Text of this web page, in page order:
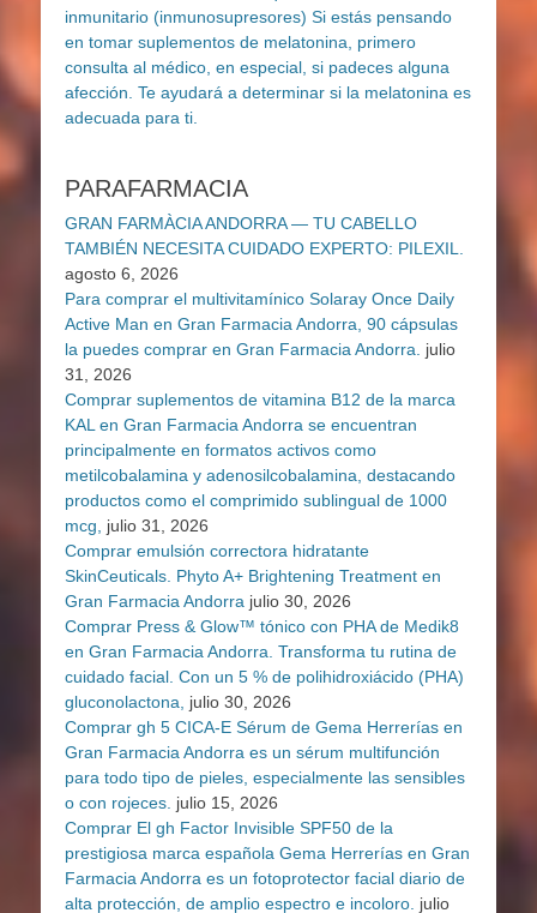
PARAFARMACIA
GRAN FARMÀCIA ANDORRA — TU CABELLO
TAMBIÉN NECESITA CUIDADO EXPERTO: PILEXIL.
agosto 6, 2026
Para comprar el multivitamínico Solaray Once Daily
Active Man en Gran Farmacia Andorra, 90 cápsulas
la puedes comprar en Gran Farmacia Andorra. julio
31, 2026
Comprar suplementos de vitamina B12 de la marca
KAL en Gran Farmacia Andorra se encuentran
principalmente en formatos activos como
metilcobalamina y adenosilcobalamina, destacando
productos como el comprimido sublingual de 1000
mcg, julio 31, 2026
Comprar emulsión correctora hidratante
SkinCeuticals. Phyto A+ Brightening Treatment en
Gran Farmacia Andorra julio 30, 2026
Comprar Press & Glow™ tónico con PHA de Medik8
en Gran Farmacia Andorra. Transforma tu rutina de
cuidado facial. Con un 5 % de polihidroxiácido (PHA)
gluconolactona, julio 30, 2026
Comprar gh 5 CICA-E Sérum de Gema Herrerías en
Gran Farmacia Andorra es un sérum multifunción
para todo tipo de pieles, especialmente las sensibles
o con rojeces. julio 15, 2026
Comprar El gh Factor Invisible SPF50 de la
prestigiosa marca española Gema Herrerías en Gran
Farmacia Andorra es un fotoprotector facial diario de
alta protección, de amplio espectro e incoloro. julio